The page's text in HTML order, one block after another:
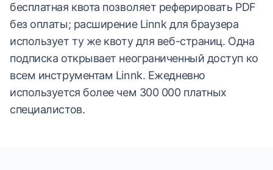
бесплатная квота позволяет реферировать PDF
без оплаты; расширение Linnk для браузера
использует ту же квоту для веб-страниц. Одна
подписка открывает неограниченный доступ ко
всем инструментам Linnk. Ежедневно
используется более чем 300 000 платных
специалистов.